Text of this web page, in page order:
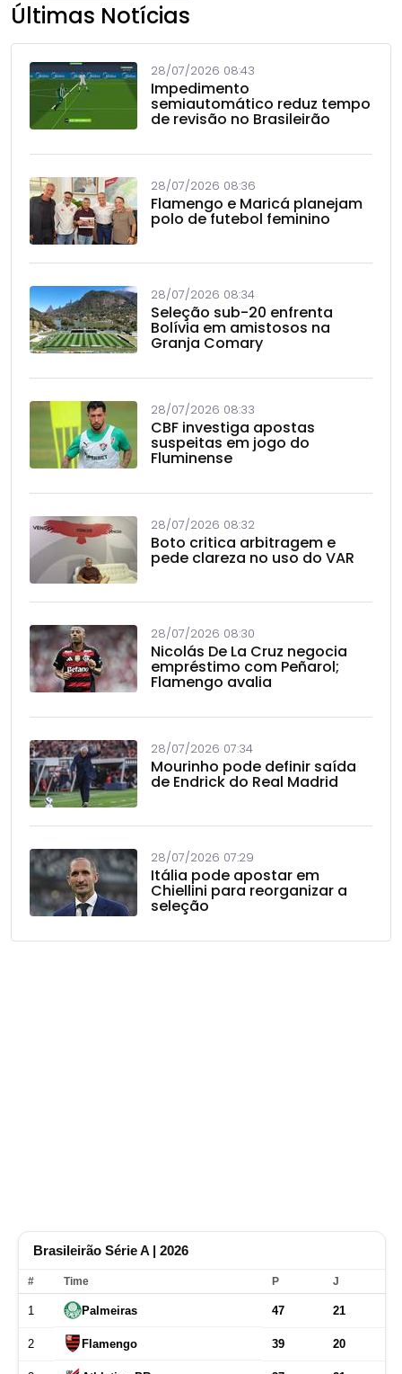
Últimas Notícias
28/07/2026 08:43
Impedimento
semiautomático reduz tempo
de revisão no Brasileirão
28/07/2026 08:36
Flamengo e Maricá planejam
polo de futebol feminino
28/07/2026 08:34
Seleção sub-20 enfrenta
Bolívia em amistosos na
Granja Comary
28/07/2026 08:33
CBF investiga apostas
suspeitas em jogo do
Fluminense
28/07/2026 08:32
Boto critica arbitragem e
pede clareza no uso do VAR
28/07/2026 08:30
Nicolás De La Cruz negocia
empréstimo com Peñarol;
Flamengo avalia
28/07/2026 07:34
Mourinho pode definir saída
de Endrick do Real Madrid
28/07/2026 07:29
Itália pode apostar em
Chiellini para reorganizar a
seleção